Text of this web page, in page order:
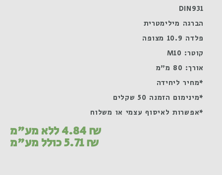
DIN931
הברגה מילימטרית
פלדה 10.9 מצופה
קוטר: M10
אורך: 80 מ"מ
*מחיר ליחידה
*מינימום הזמנה 50 שקלים
*אפשרות לאיסוף עצמי או משלוח
4.84₪ ללא מע"מ
5.71₪ כולל מע"מ